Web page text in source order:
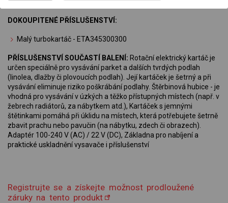
DOKOUPITENÉ PŘÍSLUŠENSTVÍ:
Malý turbokartáč - ETA345300300
PŘÍSLUŠENSTVÍ SOUČASTÍ BALENÍ: Rotační elektrický kartáč je
určen speciálně pro vysávání parket a dalších tvrdých podlah
(linolea, dlažby či plovoucích podlah). Její kartáček je šetrný a při
vysávání eliminuje riziko poškrábání podlahy. Štěrbinová hubice - je
vhodná pro vysávání v úzkých a těžko přístupných místech (např. v
žebrech radiátorů, za nábytkem atd.), Kartáček s jemnými
štětinkami pomáhá při úklidu na místech, která potřebujete šetrně
zbavit prachu nebo pavučin (na nábytku, zdech či obrazech).
Adaptér 100-240 V (AC) / 22 V (DC), Základna pro nabíjení a
praktické uskladnění vysavače i příslušenství
Registrujte se a získejte možnost prodloužené
záruky na tento produkt